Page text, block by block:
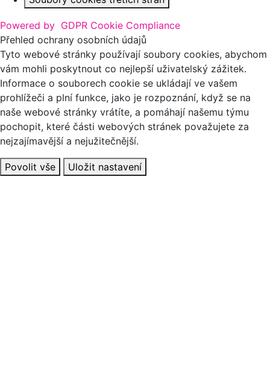
Powered by GDPR Cookie Compliance
Přehled ochrany osobních údajů
Tyto webové stránky používají soubory cookies, abychom
vám mohli poskytnout co nejlepší uživatelský zážitek.
Informace o souborech cookie se ukládají ve vašem
prohlížeči a plní funkce, jako je rozpoznání, když se na
naše webové stránky vrátíte, a pomáhají našemu týmu
pochopit, které části webových stránek považujete za
nejzajímavější a nejužitečnější.
Povolit vše Uložit nastavení